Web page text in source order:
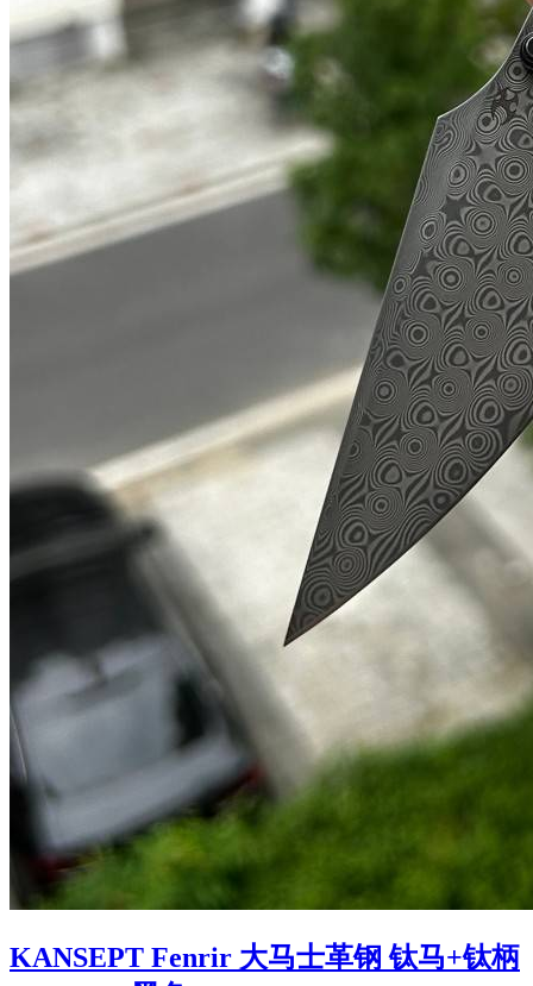
KANSEPT Fenrir 大马士革钢 钛马+钛柄